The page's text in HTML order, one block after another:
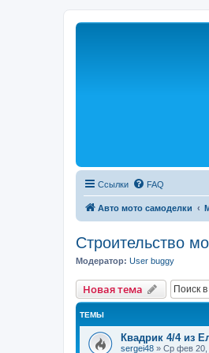
Ссылки FAQ
Авто мото самоделки
Строительство
Модератор: User buggy
Новая тема
ТЕМЫ
Квадрик 4/4 из
sergei48 » Ср фев 20,